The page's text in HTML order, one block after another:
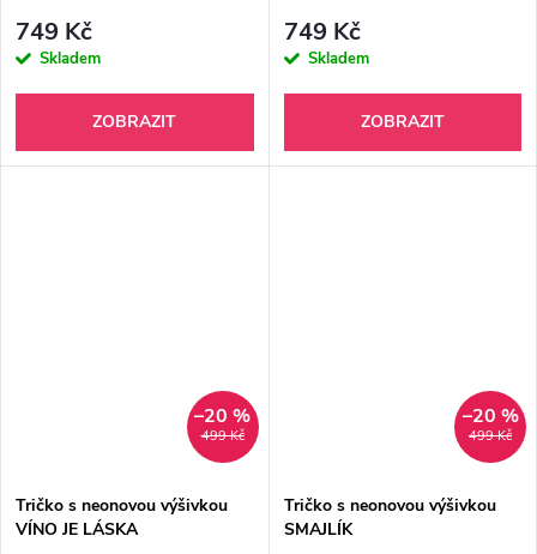
749 Kč
Skladem
ZOBRAZIT
749 Kč
Skladem
ZOBRAZIT
499 Kč
–20 %
Tričko s neonovou výšivkou
VÍNO JE LÁSKA
499 Kč
–20 %
Tričko s neonovou výšivkou
SMAJLÍK